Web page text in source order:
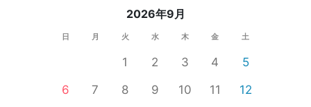
2026年9月
日 月 火 水 木 金 土
1 2 3 4
5
6
7 8 9 10 11
12